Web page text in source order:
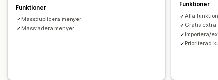
Funktioner
Massduplicera menyer
Massradera menyer
Funktioner
Alla
Gratis extra
Importera/
Prioriterad